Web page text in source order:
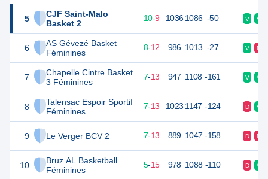
5
CJF Saint-Malo
Basket 2
6
AS Gévezé Basket
Féminines
7
Chapelle Cintre Basket
3 Féminines
8
Talensac Espoir Sportif
Féminines
9 Le Verger BCV 2
10
Bruz AL Basketball
Féminines
30 10-9 1036 1086 -50 V V
28 8-12 986 1013 -27 V D
27 20 7-13 947 1108 -161 V V
27 20 7-13 1023 1147 -124 D V
27 7-13 889 1047 -158 D D
25 5-15 978 1088 -110 D V